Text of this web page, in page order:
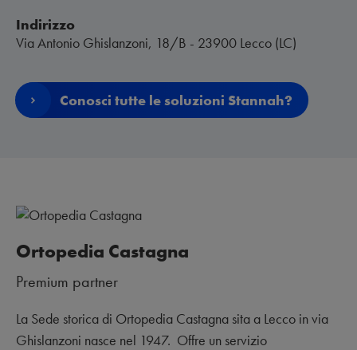
Indirizzo
Via Antonio Ghislanzoni, 18/B - 23900 Lecco (LC)
Conosci tutte le soluzioni Stannah?
Ortopedia Castagna
Premium partner
La Sede storica di Ortopedia Castagna sita a Lecco in via
Ghislanzoni nasce nel 1947. Offre un servizio